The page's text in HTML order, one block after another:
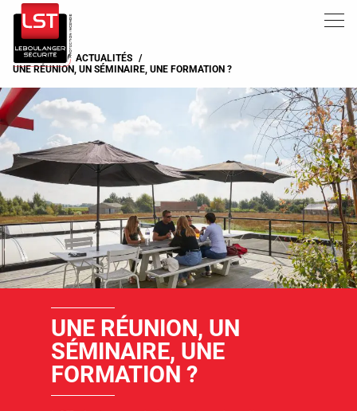
ACCUEIL / ACTUALITÉS /
UNE RÉUNION, UN SÉMINAIRE, UNE FORMATION ?
UNE RÉUNION, UN
SÉMINAIRE, UNE
FORMATION ?